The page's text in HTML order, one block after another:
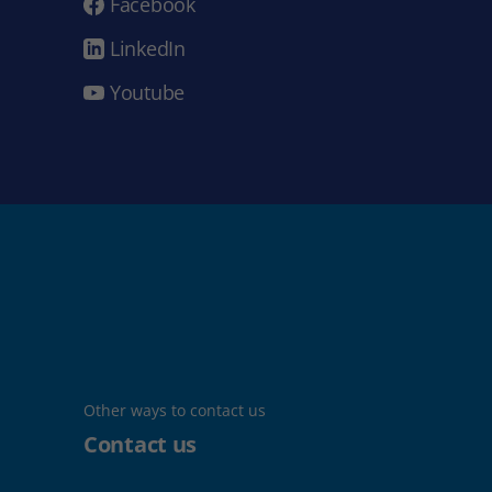
LinkedIn
Youtube
Other ways to contact us
Contact us